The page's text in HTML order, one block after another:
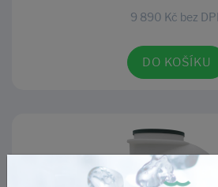
9 890 Kč bez
DO KOŠÍKU